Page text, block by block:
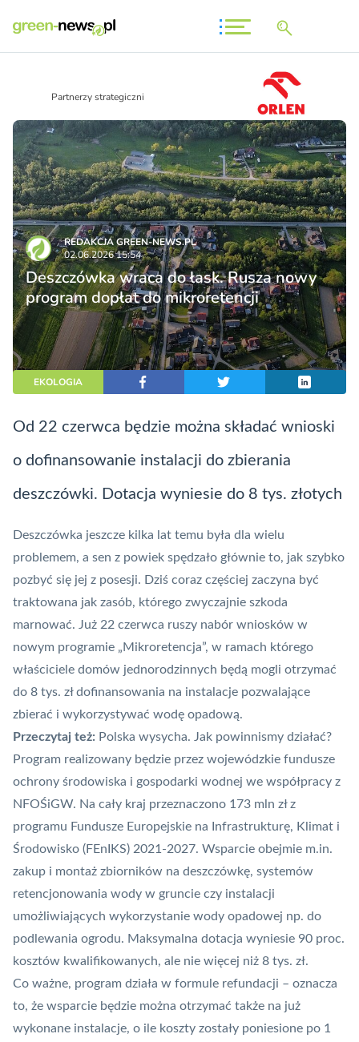
Partnerzy strategiczni
REDAKCJA GREEN-NEWS.PL
02.06.2026 15:54
Deszczówka wraca do łask. Rusza nowy
program dopłat do mikroretencji
EKOLOGIA
Od 22 czerwca będzie można składać wnioski
o dofinansowanie instalacji do zbierania
deszczówki. Dotacja wyniesie do 8 tys. złotych
Deszczówka jeszcze kilka lat temu była dla wielu
problemem, a sen z powiek spędzało głównie to, jak szybko
pozbyć się jej z posesji. Dziś coraz częściej zaczyna być
traktowana jak zasób, którego zwyczajnie szkoda
marnować. Już 22 czerwca ruszy nabór wniosków w
nowym programie „Mikroretencja”, w ramach którego
właściciele domów jednorodzinnych będą mogli otrzymać
do 8 tys. zł dofinansowania na instalacje pozwalające
zbierać i wykorzystywać wodę opadową.
Przeczytaj też: Polska wysycha. Jak powinnismy działać?
Program realizowany będzie przez wojewódzkie fundusze
ochrony środowiska i gospodarki wodnej we współpracy z
NFOŚiGW. Na cały kraj przeznaczono 173 mln zł z
programu Fundusze Europejskie na Infrastrukturę, Klimat i
Środowisko (FEnIKS) 2021-2027. Wsparcie obejmie m.in.
zakup i montaż zbiorników na deszczówkę, systemów
retencjonowania wody w gruncie czy instalacji
umożliwiających wykorzystanie wody opadowej np. do
podlewania ogrodu. Maksymalna dotacja wyniesie 90 proc.
kosztów kwalifikowanych, ale nie więcej niż 8 tys. zł.
Co ważne, program działa w formule refundacji – oznacza
to, że wsparcie będzie można otrzymać także na już
wykonane instalacje, o ile koszty zostały poniesione po 1